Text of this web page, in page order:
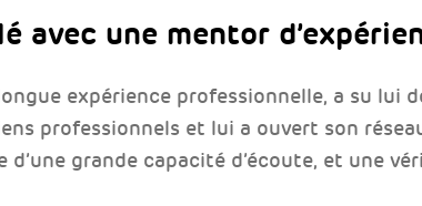
avec une mentor
expérience professionnelle, a su lui
professionnels et lui a ouvert son
grande capacité d’écoute, et une